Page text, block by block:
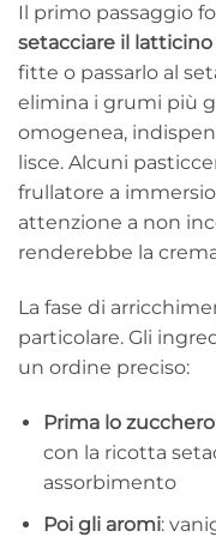
Il primo passaggio
setacciare il latticino
fitte o passarlo al
elimina i grumi più
omogenea,
lisce. Alcuni
frullatore a
attenzione a non
renderebbe la
La fase di
particolare. Gli
un ordine preciso:
Prima lo zucchero
con la ricotta
assorbimento
Poi gli aromi: